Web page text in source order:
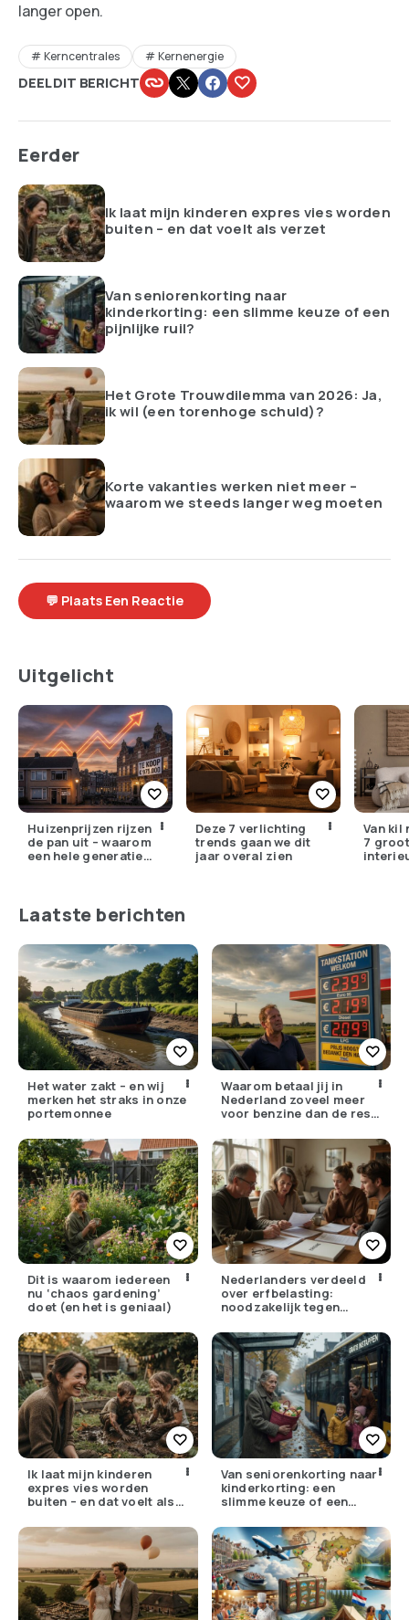
langer open.
Kerncentrales Kernenergie
DEEL DIT BERICHT
Eerder
Ik laat mijn kinderen expres vies worden
buiten – en dat voelt als verzet
Van seniorenkorting naar
kinderkorting: een slimme keuze of een
pijnlijke ruil?
Het Grote Trouwdilemma van 2026: Ja,
ik wil (een torenhoge schuld)?
Korte vakanties werken niet meer –
waarom we steeds langer weg moeten
💬 Plaats Een Reactie
Uitgelicht
Huizenprijzen rijzen
de pan uit – waarom
een hele generatie
Deze 7 verlichting
trends gaan we dit
jaar overal zien
Van kil
7
Laatste berichten
Het water zakt – en wij
merken het straks in onze
portemonnee
Waarom betaal jij in
Nederland zoveel meer
voor benzine dan de rest
Dit is waarom iedereen
nu ‘chaos gardening’
doet (en het is geniaal)
Nederlanders verdeeld
over erfbelasting:
noodzakelijk tegen
Ik laat mijn kinderen
expres vies worden
buiten – en dat voelt als
Van seniorenkorting naar
kinderkorting: een
slimme keuze of een